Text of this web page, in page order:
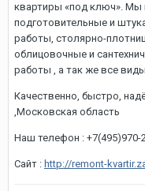
квартиры «под ключ». Мы
подготовительные и
работы, столярно-
облицовочные и
работы , а так же все
Качественно, быстро,
,Московская область
Наш телефон : +7(495)970-
Сайт : http://remont-